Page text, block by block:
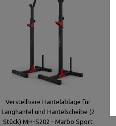
Verstellbare Hantelablage für
Langhantel und Hantelscheibe (2
Stück) MH-S202 - Marbo Sport